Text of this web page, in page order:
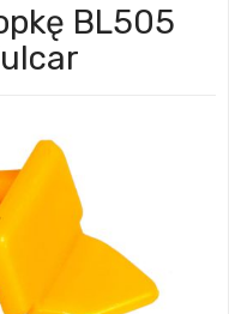
BL505